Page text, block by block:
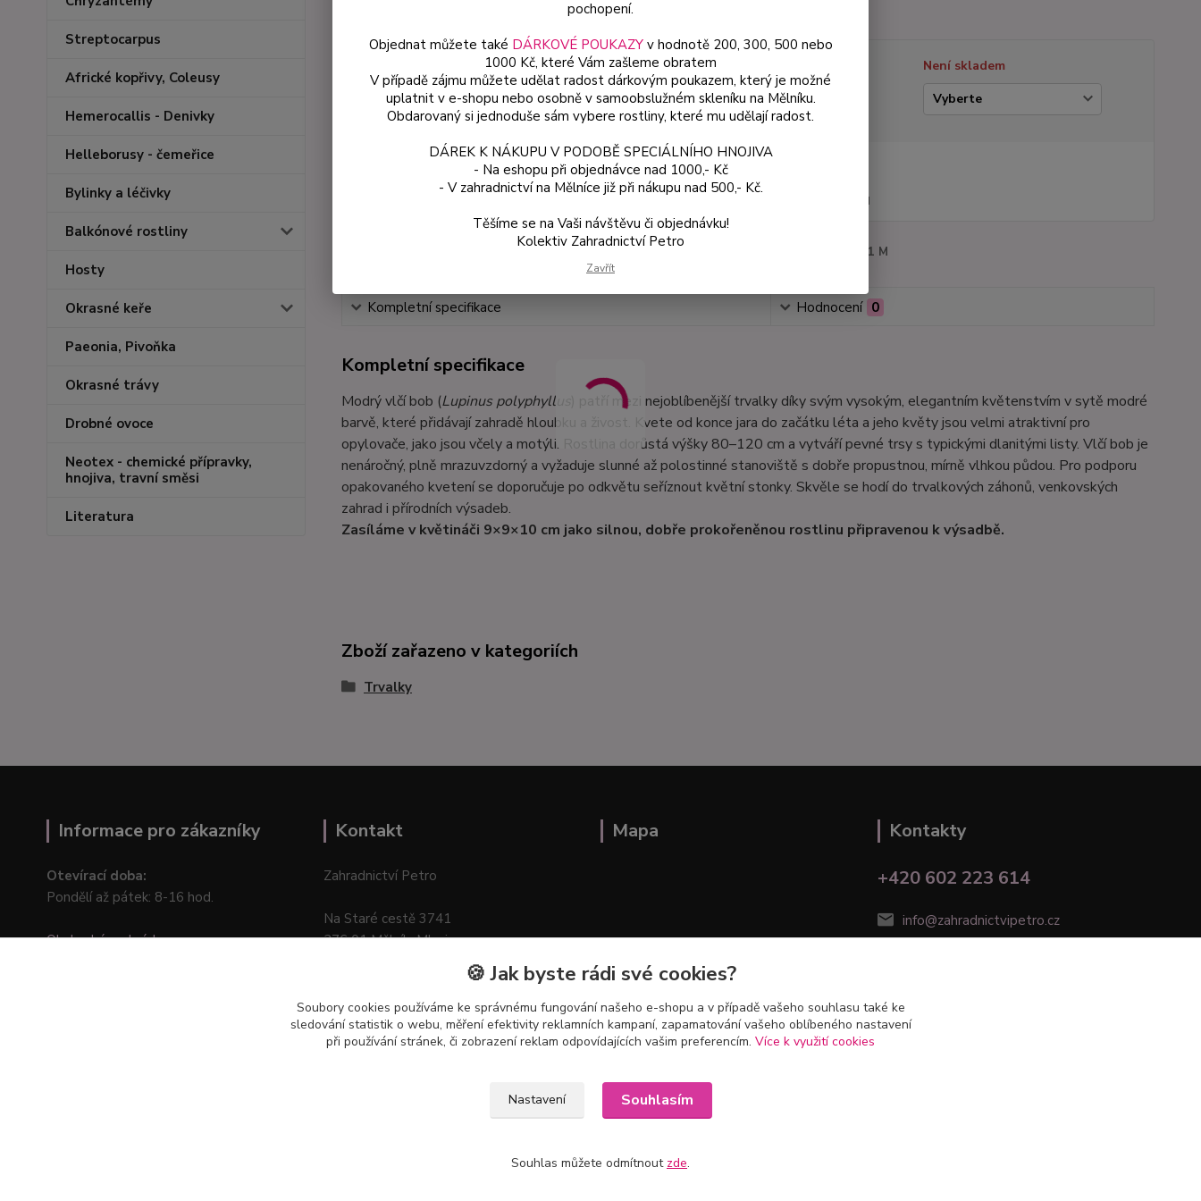
Streptocarpus
Africké kopřivy, Coleusy
Hemerocallis - Denivky
Helleborusy - čemeřice
Bylinky a léčivky
Balkónové rostliny
Hosty
Okrasné keře
Paeonia, Pivoňka
Okrasné trávy
Drobné ovoce
Neotex - chemické přípravky,
hnojiva, travní směsi
Literatura
Není skladem
Varianta
bez DPH
3011 M
Kompletní specifikace Hodnocení 0
Kompletní specifikace
Modrý vlčí bob (Lupinus polyphyllus
) patří mezi nejoblíbenější trvalky díky svým vysokým, elegantním květenstvím v sytě modré
barvě, které přidávají zahradě hloubku a živost. Kvete od konce jara do začátku léta a jeho květy jsou velmi atraktivní pro
opylovače, jako jsou včely a motýli. Rostlina dorůstá výšky 80–120 cm a vytváří pevné trsy s typickými dlanitými listy. Vlčí bob je
nenáročný, plně mrazuvzdorný a vyžaduje slunné až polostinné stanoviště s dobře propustnou, mírně vlhkou půdou. Pro podporu
opakovaného kvetení se doporučuje po odkvětu seříznout květní stonky. Skvěle se hodí do trvalkových záhonů, venkovských
zahrad i přírodních výsadeb.
Zasíláme v květináči 9×9×10 cm jako silnou, dobře prokořeněnou rostlinu připravenou k výsadbě.
Zboží zařazeno v kategoriích
Trvalky
Informace pro zákazníky
Otevírací doba:
Pondělí až pátek: 8-16 hod.
Obchodní podmínky
Kontakt
Zahradnictví Petro
Na Staré cestě 3741
276 01 Mělník–Mlazice
Mapa
Kontakty
+420 602 223 614
info@zahradnictvipetro.cz
pochopení.
Objednat můžete také DÁRKOVÉ POUKAZYv hodnotě 200, 300, 500 nebo
1000 Kč, které Vám zašleme obratem
V případě zájmu můžete udělat radost dárkovým poukazem, který je možné
uplatnit v e-shopu nebo osobně v samoobslužném skleníku na Mělníku.
Obdarovaný si jednoduše sám vybere rostliny, které mu udělají radost.
DÁREK K NÁKUPU V PODOBĚ SPECIÁLNÍHO HNOJIVA
- Na eshopu při objednávce nad 1000,- Kč
- V zahradnictví na Mělníce již při nákupu nad 500,- Kč.
Těšíme se na Vaši návštěvu či objednávku!
Kolektiv Zahradnictví Petro
Zavřít
🍪 Jak byste rádi své cookies?
Soubory cookies používáme ke správnému fungování našeho e-shopu a v případě vašeho souhlasu také ke
sledování statistik o webu, měření efektivity reklamních kampaní, zapamatování vašeho oblíbeného nastavení
při používání stránek, či zobrazení reklam odpovídajících vašim preferencím. Více k využití cookies
Nastavení Souhlasím
Souhlas můžete odmítnout zde.